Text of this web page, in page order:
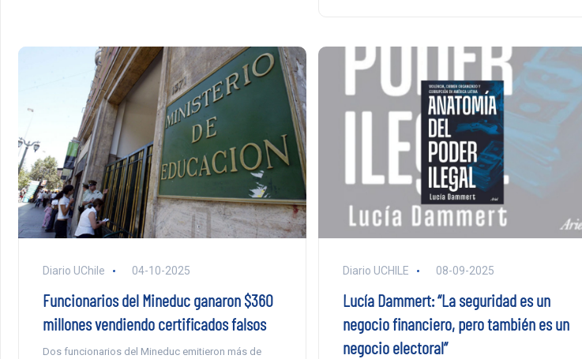
Diario UChile 04-10-2025
Funcionarios del Mineduc ganaron $360
millones vendiendo certificados falsos
Dos funcionarios del Mineduc emitieron más de
Diario UCHILE 08-09-2025
Lucía Dammert: “La seguridad es un
negocio financiero, pero también es un
negocio electoral”